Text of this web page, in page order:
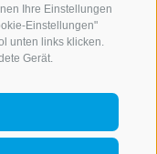
Ihre Einstellungen
Einstellungen"
unten links klicken.
Gerät.